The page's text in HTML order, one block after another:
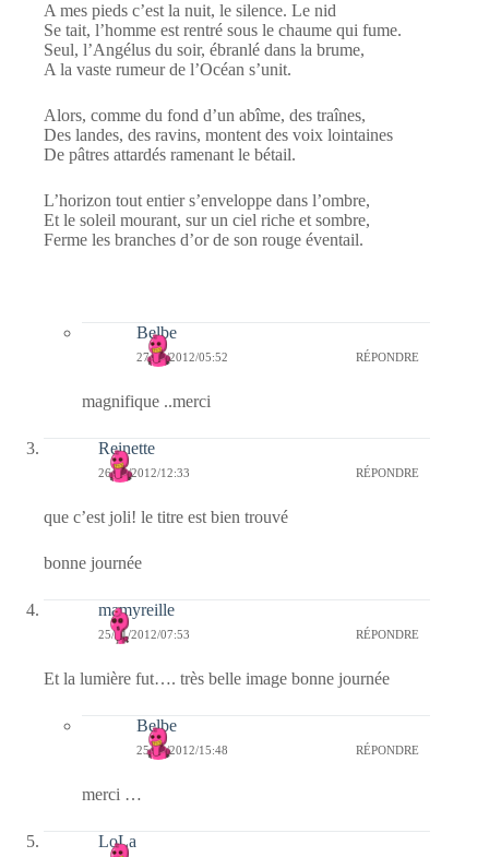
A mes pieds c’est la nuit, le silence. Le nid
Se tait, l’homme est rentré sous le chaume qui fume.
Seul, l’Angélus du soir, ébranlé dans la brume,
A la vaste rumeur de l’Océan s’unit.
Alors, comme du fond d’un abîme, des traînes,
Des landes, des ravins, montent des voix lointaines
De pâtres attardés ramenant le bétail.
L’horizon tout entier s’enveloppe dans l’ombre,
Et le soleil mourant, sur un ciel riche et sombre,
Ferme les branches d’or de son rouge éventail.
Belbe
27/01/2012/05:52 RÉPONDRE
magnifique ..merci
Reinette
26/01/2012/12:33 RÉPONDRE
que c’est joli! le titre est bien trouvé
bonne journée
mamyreille
25/01/2012/07:53 RÉPONDRE
Et la lumière fut…. très belle image bonne journée
Belbe
25/01/2012/15:48 RÉPONDRE
merci …
LoLa